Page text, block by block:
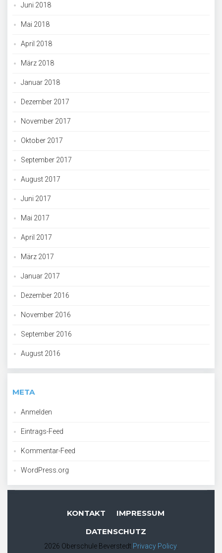
Juni 2018
Mai 2018
April 2018
März 2018
Januar 2018
Dezember 2017
November 2017
Oktober 2017
September 2017
August 2017
Juni 2017
Mai 2017
April 2017
März 2017
Januar 2017
Dezember 2016
November 2016
September 2016
August 2016
META
Anmelden
Eintrags-Feed
Kommentar-Feed
WordPress.org
KONTAKT
IMPRESSUM
DATENSCHUTZ
2026 Oberschule Beverstedt Privacy Policy.